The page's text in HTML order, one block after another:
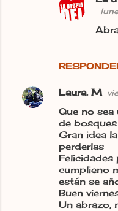
Laura. M
Que no
de bosques
Gran idea
perderlas
Felicidades
cumplieno
están se
Buen
Un abrazo,